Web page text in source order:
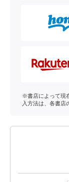
※書店によって現
入方法は、各書店